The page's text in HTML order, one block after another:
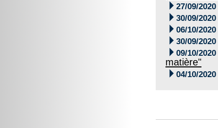
 27/09/2020
 30/09/2020
 06/10/2020
 30/09/2020
 09/10/2020
matière"
 04/10/2020